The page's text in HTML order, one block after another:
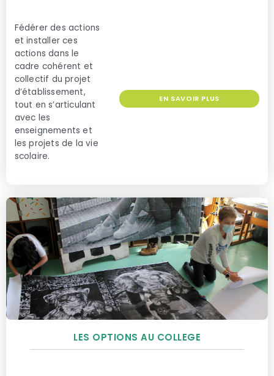
Fédérer des actions
et installer ces
actions dans le
cadre cohérent et
collectif du projet
d’établissement,
tout en s’articulant
avec les
enseignements et
les projets de la vie
scolaire.
EN SAVOIR PLUS
LES OPTIONS AU COLLEGE